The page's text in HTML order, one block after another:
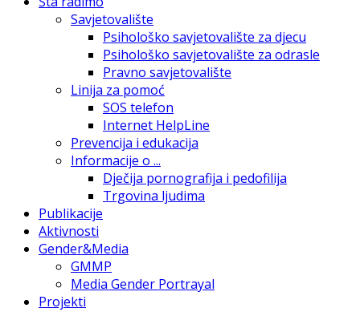
Savjetovalište
Psihološko savjetovalište za djecu
Psihološko savjetovalište za odrasle
Pravno savjetovalište
Linija za pomoć
SOS telefon
Internet HelpLine
Prevencija i edukacija
Informacije o ...
Dječija pornografija i pedofilija
Trgovina ljudima
Publikacije
Aktivnosti
Gender&Media
GMMP
Media Gender Portrayal
Projekti